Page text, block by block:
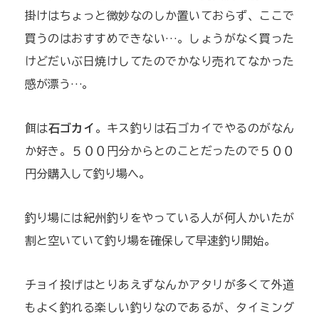
掛けはちょっと微妙なのしか置いておらず、ここで
買うのはおすすめできない…。しょうがなく買った
けどだいぶ日焼けしてたのでかなり売れてなかった
感が漂う…。
餌は石ゴカイ 。キス釣りは石ゴカイでやるのがなん
か好き。５００円分からとのことだったので５００
円分購入して釣り場へ。
釣り場には紀州釣りをやっている人が何人かいたが
割と空いていて釣り場を確保して早速釣り開始。
チョイ投げはとりあえずなんかアタリが多くて外道
もよく釣れる楽しい釣りなのであるが、タイミング